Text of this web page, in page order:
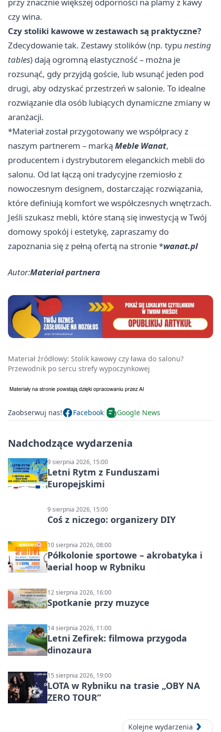
czy wina.
Czy stoliki kawowe w zestawach są praktyczne?
Zdecydowanie tak. Zestawy stolików (np. typu nesting
tables) dają ogromną elastyczność – można je
rozsunąć, gdy przyjdą goście, lub wsunąć jeden pod
drugi, aby odzyskać przestrzeń w salonie. To idealne
rozwiązanie dla osób lubiących dynamiczne zmiany w
aranżacji.
*Materiał został przygotowany we współpracy z
naszym partnerem – marką Meble Wanat,
producentem i dystrybutorem eleganckich mebli do
salonu. Od lat łączą oni tradycyjne rzemiosło z
nowoczesnym designem, dostarczając rozwiązania,
które definiują komfort we współczesnych wnętrzach.
Jeśli szukasz mebli, które staną się inwestycją w Twój
domowy spokój i estetykę, zapraszamy do
zapoznania się z pełną ofertą na stronie *wanat.pl
Autor:Materiał partnera
Materiał źródłowy: Stolik kawowy czy ława do salonu?
Przewodnik po sercu strefy wypoczynkowej
Zaobserwuj nas! Facebook Google News
Nadchodzące wydarzenia
9 sierpnia 2026, 15:00
Letni Rytm z Funduszami
Europejskimi
9 sierpnia 2026, 15:00
Coś z niczego: organizery DIY
10 sierpnia 2026, 08:00
Półkolonie sportowe – akrobatyka i
aerial hoop w Rybniku
12 sierpnia 2026, 16:00
Spotkanie przy muzyce
14 sierpnia 2026, 11:00
Letni Zefirek: filmowa przygoda
dinozaura
15 sierpnia 2026, 19:00
LOTA w Rybniku na trasie „OBY NA
ZERO TOUR”
Kolejne wydarzenia